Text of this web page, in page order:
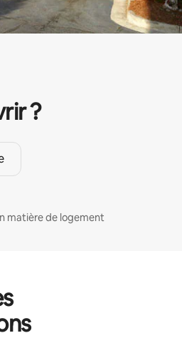
?
matière de logement